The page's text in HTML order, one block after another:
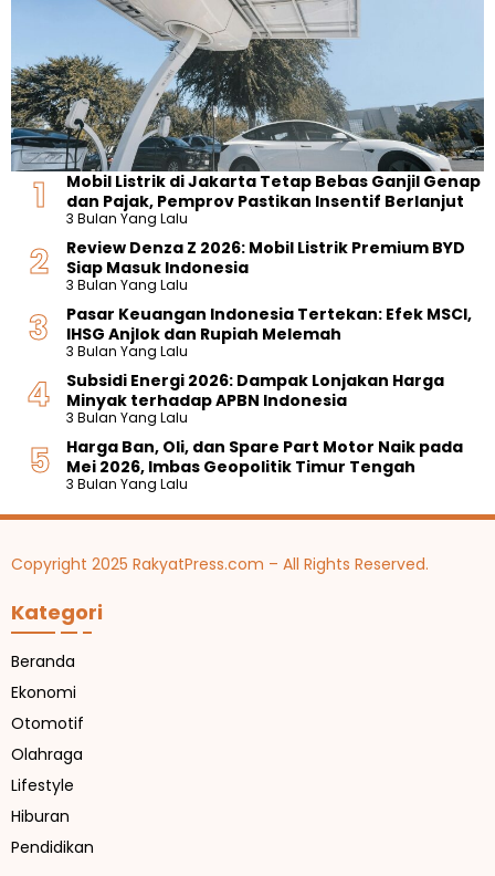
Mobil Listrik di Jakarta Tetap Bebas Ganjil Genap
dan Pajak, Pemprov Pastikan Insentif Berlanjut
3 Bulan Yang Lalu
Review Denza Z 2026: Mobil Listrik Premium BYD
Siap Masuk Indonesia
3 Bulan Yang Lalu
Pasar Keuangan Indonesia Tertekan: Efek MSCI,
IHSG Anjlok dan Rupiah Melemah
3 Bulan Yang Lalu
Subsidi Energi 2026: Dampak Lonjakan Harga
Minyak terhadap APBN Indonesia
3 Bulan Yang Lalu
Harga Ban, Oli, dan Spare Part Motor Naik pada
Mei 2026, Imbas Geopolitik Timur Tengah
3 Bulan Yang Lalu
Copyright 2025 RakyatPress.com – All Rights Reserved.
Kategori
Beranda
Ekonomi
Otomotif
Olahraga
Lifestyle
Hiburan
Pendidikan